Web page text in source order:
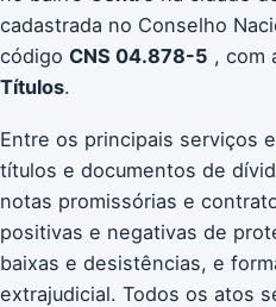
cadastrada no Conselho
código CNS 04.878-5 , com
Títulos.
Entre os principais serviços
títulos e documentos de
notas promissórias e
positivas e negativas de
baixas e desistências, e
extrajudicial. Todos os atos